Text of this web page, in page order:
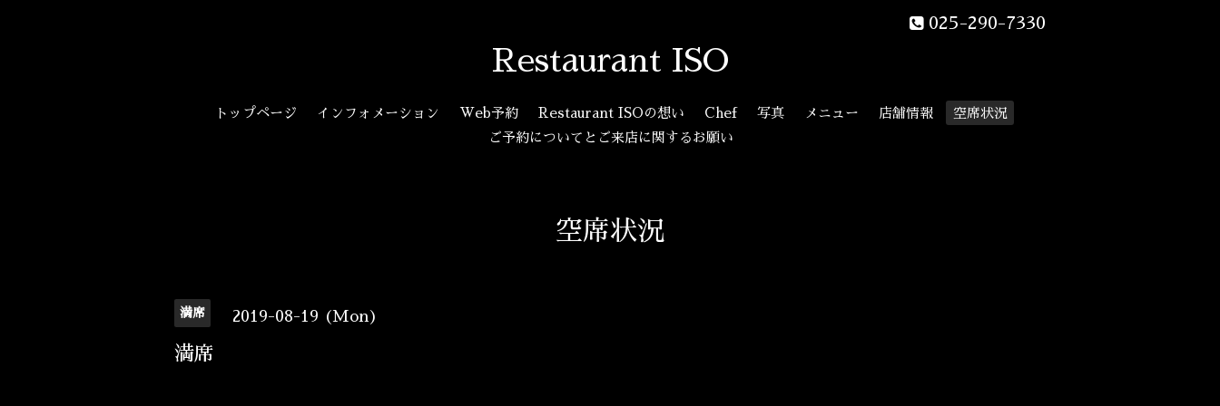
025-290-7330
Restaurant ISO
トップページ インフォメーション Web予約 Restaurant ISOの想い Chef 写真 メニュー 店舗情報
空席状況
ご予約についてとご来店に関するお願い
空席状況
満席 2019-08-19 (Mon)
満席